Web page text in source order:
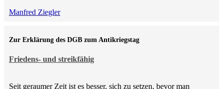
Manfred Ziegler
Friedens- und streikfähig
Zur Erklärung des DGB zum Antikriegstag
Seit geraumer Zeit ist es besser, sich zu setzen, bevor man